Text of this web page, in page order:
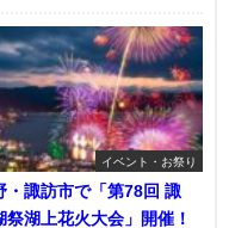
イベント・お祭り
・諏訪市で「第78回 諏
祭湖上花火大会」開催！